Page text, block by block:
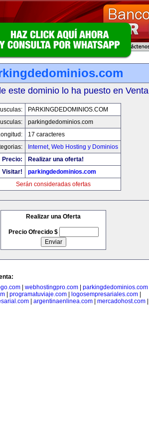
este dominio lo ha puesto en Venta
PARKINGDEDOMINIOS.COM
parkingdedominios.com
17 caracteres
Internet, Web Hosting y Dominios
Precio:
Realizar una oferta!
Visitar!
parkingdedominios.com
Serán consideradas ofertas
Realizar una Oferta
Precio Ofrecido $
| webhostingpro.com| parkingdedominios.com|
programatuviaje.com logosempresariales.com
argentinaenlinea.com mercadohost.com